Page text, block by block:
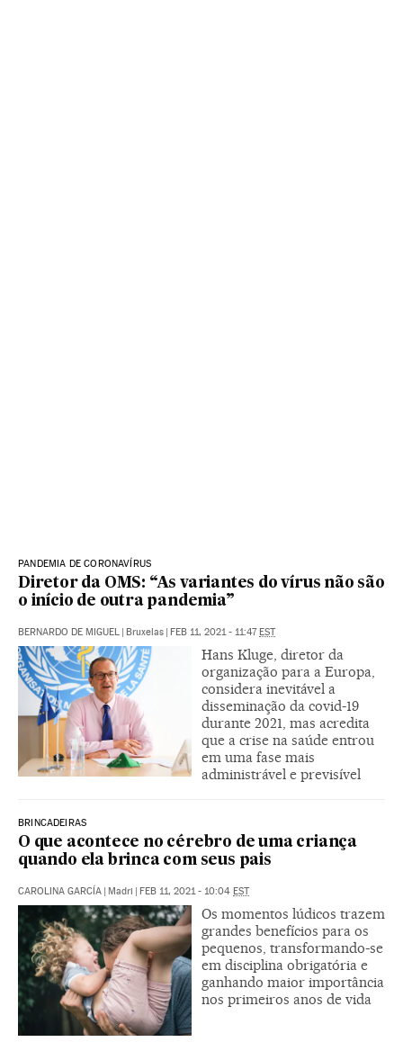
PANDEMIA DE CORONAVÍRUS
Diretor da OMS: “As variantes do vírus não são
o início de outra pandemia”
BERNARDO DE MIGUEL | Bruxelas | FEB 11, 2021 - 11:47EST
Hans Kluge, diretor da
organização para a Europa,
considera inevitável a
disseminação da covid-19
durante 2021, mas acredita
que a crise na saúde entrou
em uma fase mais
administrável e previsível
BRINCADEIRAS
O que acontece no cérebro de uma criança
quando ela brinca com seus pais
CAROLINA GARCÍA | Madri | FEB 11, 2021 - 10:04 EST
Os momentos lúdicos trazem
grandes benefícios para os
pequenos, transformando-se
em disciplina obrigatória e
ganhando maior importância
nos primeiros anos de vida